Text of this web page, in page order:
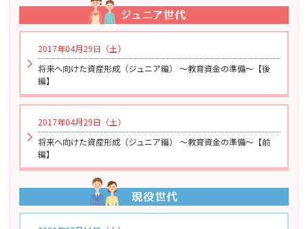
2017年04月29日（土）
将来へ向けた資産形成（ジュニア編） ～教育資金の準備～【後
編】
2017年04月29日（土）
将来へ向けた資産形成（ジュニア編） ～教育資金の準備～【前
編】